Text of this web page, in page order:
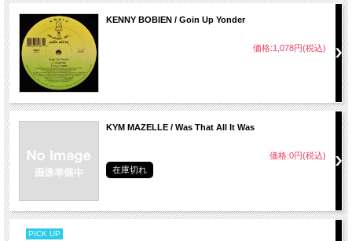
KENNY BOBIEN / Goin Up Yonder
価格:1,078円(税込)
KYM MAZELLE / Was That All It Was
価格:0円(税込)
在庫切れ
PICK UP